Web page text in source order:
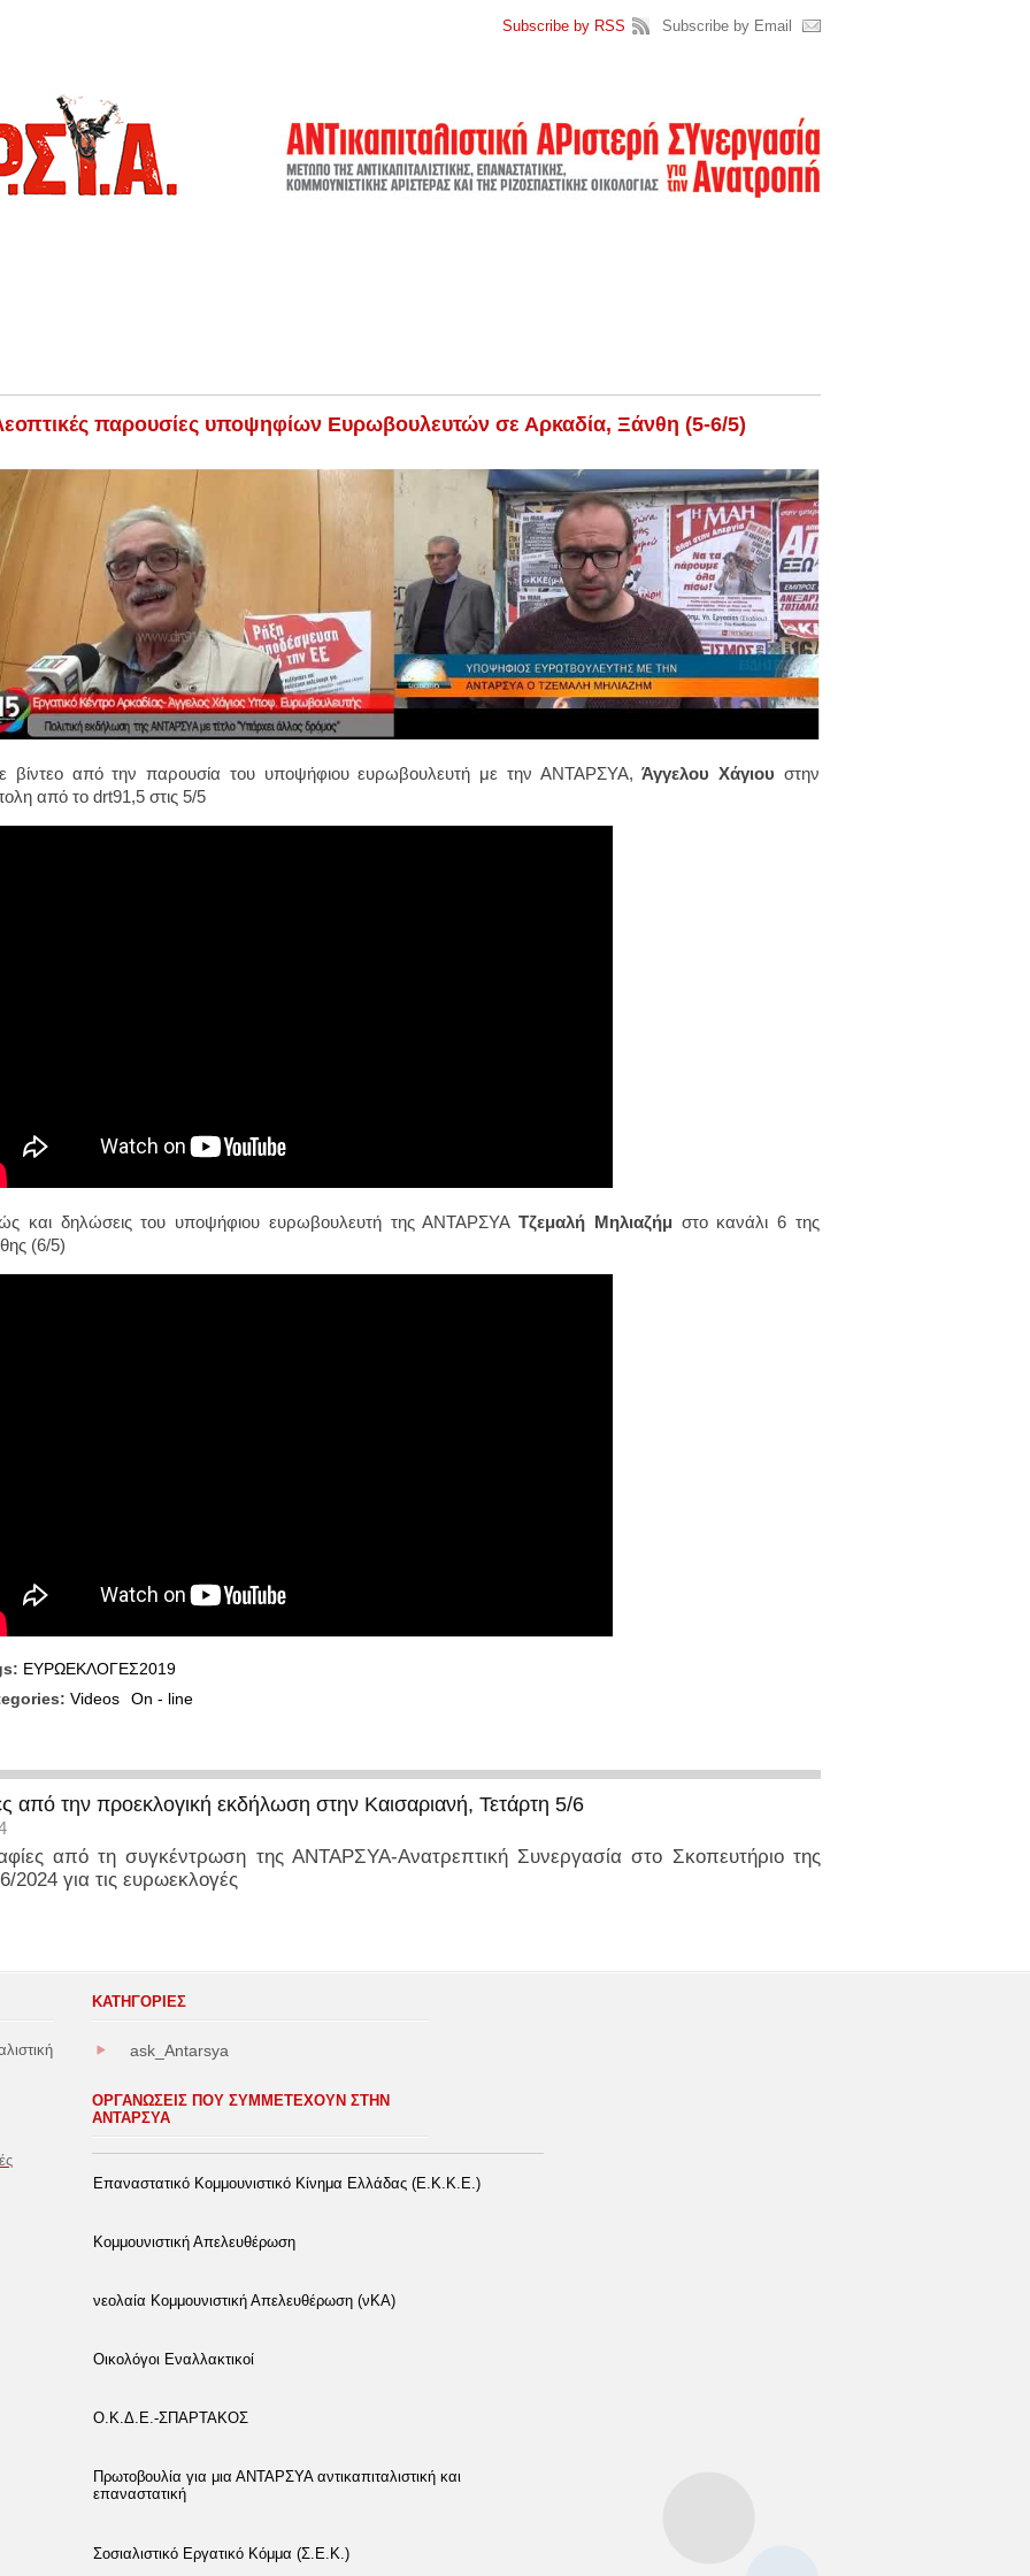
2019
παρουσίες υποψηφίων Ευρωβουλευτών σε Αρκαδία, Ξάνθη (5-6/5)
βίντεο από την παρουσία του υποψήφιου ευρωβουλευτή με την ΑΝΤΑΡΣΥΑ,Άγγελου Χάγιου στην
από το drt91,5 στις 5/5
και δηλώσεις του υποψήφιου ευρωβουλευτή της ΑΝΤΑΡΣΥΑΤζεμαλή Μηλιαζήμστο κανάλι 6 της
(6/5)
ΕΥΡΩΕΚΛΟΓΕΣ2019
Videos On - line
από την προεκλογική εκδήλωση στην Καισαριανή, Τετάρτη 5/6
από τη συγκέντρωση της ΑΝΤΑΡΣΥΑ-Ανατρεπτική Συνεργασία στο Σκοπευτήριο της
2024 για τις ευρωεκλογές
Subscribe by RSS Subscribe by Email
ΚΑΤΗΓΟΡΊΕΣ
ask_Antarsya
ΟΡΓΑΝΩΣΕΙΣ ΠΟΥ ΣΥΜΜΕΤΕΧΟΥΝ ΣΤΗΝ
ΑΝΤΑΡΣΥΑ
Επαναστατικό Κομμουνιστικό Κίνημα Ελλάδας (Ε.Κ.Κ.Ε.)
Κομμουνιστική Απελευθέρωση
νεολαία Κομμουνιστική Απελευθέρωση (νΚΑ)
Οικολόγοι Εναλλακτικοί
Ο.Κ.Δ.Ε.-ΣΠΑΡΤΑΚΟΣ
Πρωτοβουλία για μια ΑΝΤΑΡΣΥΑ αντικαπιταλιστική και
επαναστατική
Σοσιαλιστικό Εργατικό Κόμμα (Σ.Ε.Κ.)